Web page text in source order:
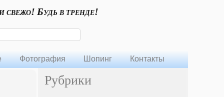
свежо! Будь в тренде!
Фотография Шопинг Контакты
Рубрики